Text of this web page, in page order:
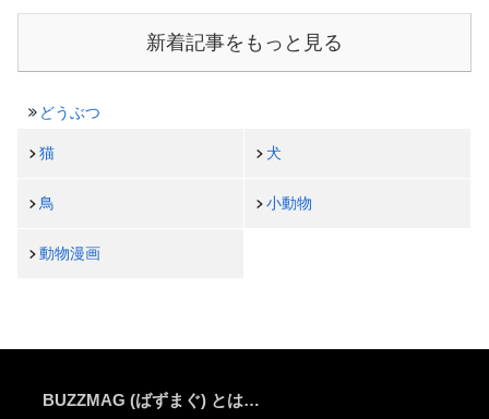
新着記事をもっと見る
どうぶつ
猫 犬
鳥 小動物
動物漫画
BUZZMAG (ばずまぐ) とは…